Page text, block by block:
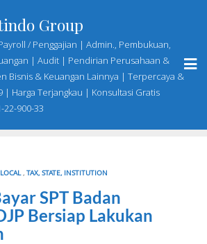
Group
/ Penggajian | Admin., Pembukuan,
| Audit | Pendirian Perusahaan &
Bisnis & Keuangan Lainnya | Terpercaya &
| Harga Terjangkau | Konsultasi Gratis
22-900-33
,TAX, STATE, INSTITUTION
SPT Badan
Bersiap Lakukan